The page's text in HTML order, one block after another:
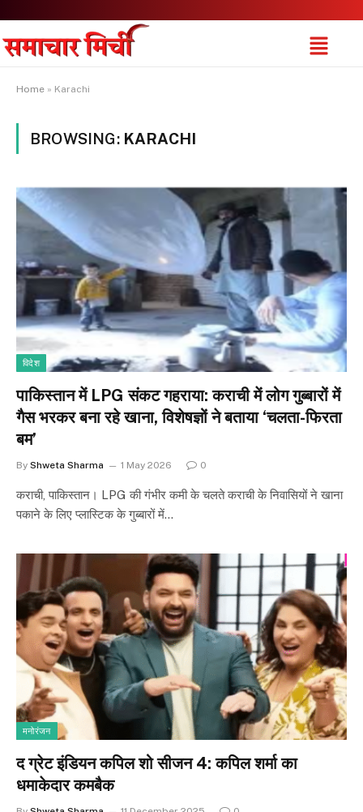
Home » Karachi
BROWSING: KARACHI
विदेश
पाकिस्तान में LPG संकट गहराया: कराची में लोग गुब्बारों में
गैस भरकर बना रहे खाना, विशेषज्ञों ने बताया ‘चलता-फिरता
बम’
By Shweta Sharma 1 May 2026 0
कराची, पाकिस्तान। LPG की गंभीर कमी के चलते कराची के निवासियों ने खाना
पकाने के लिए प्लास्टिक के गुब्बारों में…
मनोरंजन
द ग्रेट इंडियन कपिल शो सीजन 4: कपिल शर्मा का
धमाकेदार कमबैक